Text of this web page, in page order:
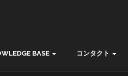
BASE コンタクト